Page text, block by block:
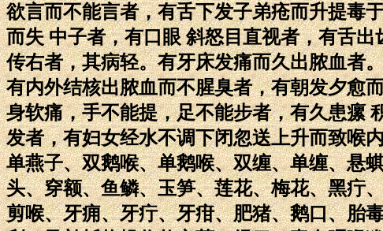
欲言而不能言者，有舌下发子弟疮而升提毒
而失 中子者，有口眼 斜怒目直视者，有舌
传右者，其病轻。有牙床发痛而久出脓血者
有内外结核出脓血而不腥臭者，有朝发夕愈
身软痛，手不能提，足不能步者，有久患瘰
发者，有妇女经水不调下闭忽送上升而致喉
单燕子、双鹅喉、单鹅喉、双缠、单缠、悬
头、穿额、鱼鳞、玉笋、莲花、梅花、黑疔
剪喉、牙痈、牙疔、牙疳、肥猪、鹅口、胎